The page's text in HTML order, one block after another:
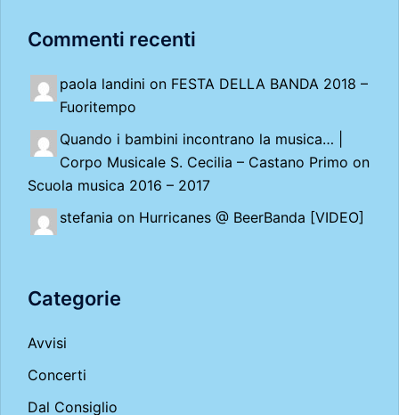
Commenti recenti
paola landini on FESTA DELLA BANDA 2018 –
Fuoritempo
Quando i bambini incontrano la musica… |
Corpo Musicale S. Cecilia – Castano Primo on
Scuola musica 2016 – 2017
stefania on Hurricanes @ BeerBanda [VIDEO]
Categorie
Avvisi
Concerti
Dal Consiglio